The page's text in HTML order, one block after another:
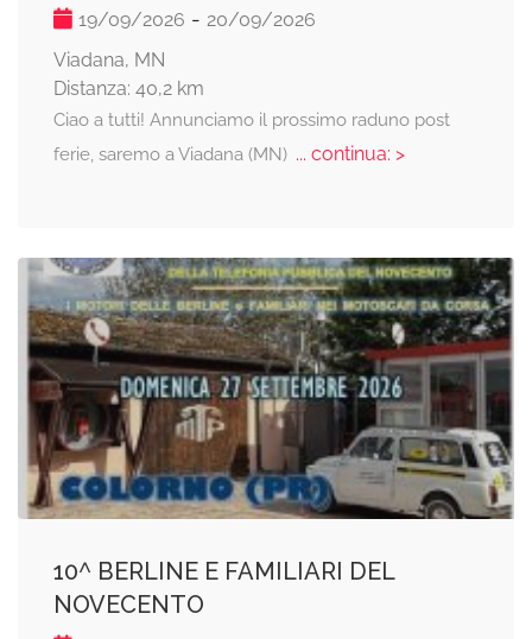
19/09/2026 - 20/09/2026
Viadana, MN
Distanza: 40,2 km
Ciao a tutti! Annunciamo il prossimo raduno post
ferie, saremo a Viadana (MN)... continua: >
10^ BERLINE E FAMILIARI DEL
NOVECENTO